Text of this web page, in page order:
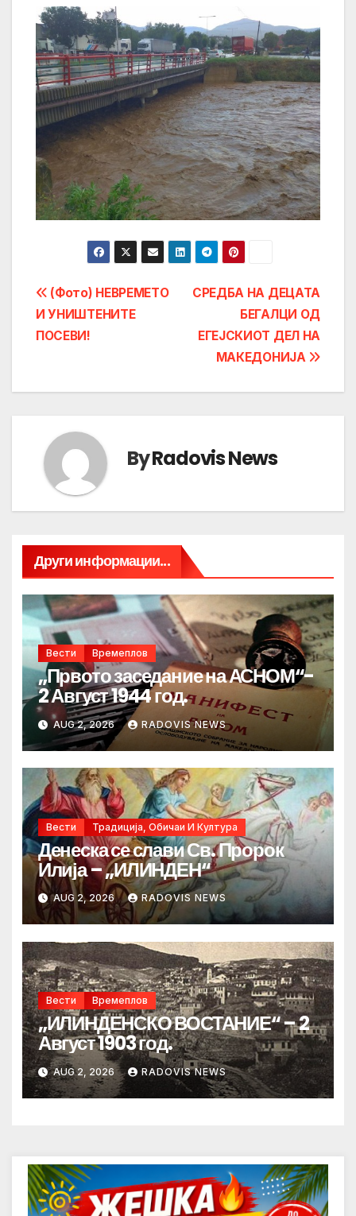
Post
navigation
СРЕДБА НА ДЕЦАТА
БЕГАЛЦИ ОД
ЕГЕЈСКИОТ ДЕЛ НА
МАКЕДОНИЈА
(Фото) НЕВРЕМЕТО
И УНИШТЕНИТЕ
ПОСЕВИ!
ByRadovis News
Други информации...
Вести Времеплов
„Првото заседание на АСНОМ“-
2 Август 1944 год.
AUG 2, 2026 RADOVIS NEWS
Вести Традиција, Обичаи И Култура
Денеска се слави Св. Пророк
Илија – „ИЛИНДЕН“
AUG 2, 2026 RADOVIS NEWS
Вести Времеплов
„ИЛИНДЕНСКО ВОСТАНИЕ“ – 2
Август 1903 год.
AUG 2, 2026 RADOVIS NEWS